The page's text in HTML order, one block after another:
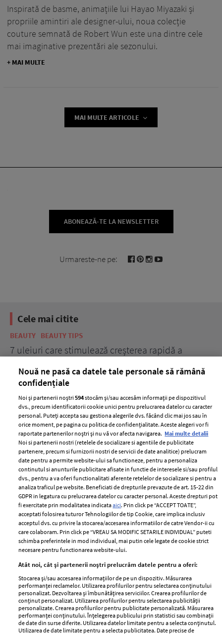
Inspirată de basme, animațiile lui Hayao Miyazaki și
propriile amintiri ale designer-ului, noua colecție
couture semnată de Robert Wun este una dintre cele
mai imaginative prezentări ale sezonului.
+ MAI MULTE
MAI MULTE ARTICOLE
ABONEAZĂ-TE LA NEWSLETTER
Urmareste-ne pe:
Cele mai citite
BEAUTY BEAUTY TIPS
7 uleiuri care stimulează creșterea rapidă a
ELLE Style Awards
2024
Despre ELLE
Romania
Contact
Abonamente
Termeni si conditii
Politica de
confidențialitate
Politica de cookies
Publicitate
GSP
Unica
Baby
Retete
femei
Viva
Avantaje
Retete practice
Nouă ne pasă ca datele tale personale să rămână
confidențiale
Noi și partenerii noștri594stocăm și/sau accesăm informații pe dispozitivul
dvs., precum identificatorii cookie unici pentru prelucrarea datelor cu caracter
personal. Puteți accepta sau gestiona alegerile dvs. făcând clic mai jos sau în
orice moment, pe pagina cu politica de confidențialitate. Aceste alegeri vor fi
raportate partenerilor noștri și nu vă vor afecta navigarea. Mai multe detalii
Noi si partenerii nostri (retelele de socializare si agentiile de publicitate
partenere, precum si furnizorii nostri de servicii de date analitice) prelucram
date pentru a permite website-ului sa functioneze, pentru a personaliza
continutul si anunturile publicitare afisate in functie de interesele si/sau profilul
dvs., pentru a va oferi functionalitati aferente retelelor de socializare si pentru a
analiza traficul pe website. Beneficiati de drepturile prevazute de art. 15-22 din
GDPR in legatura cu prelucrarea datelor cu caracter personal. Aceste drepturi pot
fi exercitate prin modalitatea indicataaici. Prin click pe “ACCEPT TOATE”,
acceptati folosirea tuturor Tehnologiilor de tip Cookie, care implica inclusiv
acceptul dvs. cu privire la stocarea/accesarea informatiilor de catre Vendor-ii cu
care colaboram. Prin click pe “VREAU SA MODIFIC SETARILE INDIVIDUAL” puteti
schimba preferintele in mod individual, mai putin cele legate de cookie strict
necesare pentru functionarea website-ului.
Atât noi, cât și partenerii noștri prelucrăm datele pentru a oferi:
Stocarea și/sau accesarea informațiilor de pe un dispozitiv. Măsurarea
performanței reclamelor. Utilizarea profilurilor pentru selectarea conținutului
personalizat. Dezvoltarea și îmbunătățirea serviciilor. Crearea profilurilor de
conținut personalizat. Utilizarea profilurilor pentru selectarea publicității
personalizate. Crearea profilurilor pentru publicitate personalizată. Măsurarea
performanței conținutului. Înțelegerea publicului prin statistici sau combinații
de date din surse diferite. Utilizarea datelor limitate pentru a selecta conținutul.
Utilizarea de date limitate pentru a selecta publicitatea. Date precise de